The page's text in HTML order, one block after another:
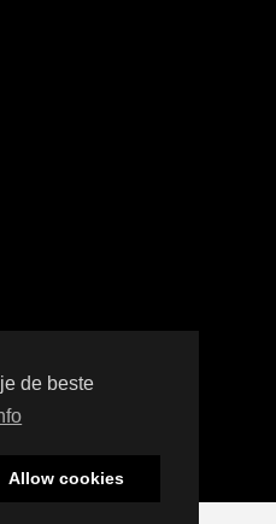
de beste
Allow cookies